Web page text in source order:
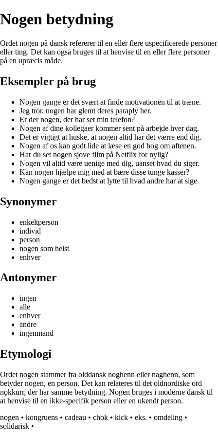
Nogen betydning
Ordet nogen på dansk refererer til en eller flere uspecificerede personer
eller ting. Det kan også bruges til at henvise til en eller flere personer
på en upræcis måde.
Eksempler på brug
Nogen gange er det svært at finde motivationen til at træne.
Jeg tror, nogen har glemt deres paraply her.
Er der nogen, der har set min telefon?
Nogen af dine kollegaer kommer sent på arbejde hver dag.
Det er vigtigt at huske, at nogen altid har det værre end dig.
Nogen af os kan godt lide at læse en god bog om aftenen.
Har du set nogen sjove film på Netflix for nylig?
Nogen vil altid være uenige med dig, uanset hvad du siger.
Kan nogen hjælpe mig med at bære disse tunge kasser?
Nogen gange er det bedst at lytte til hvad andre har at sige.
Synonymer
enkeltperson
individ
person
nogen som helst
enhver
Antonymer
ingen
alle
enhver
andre
ingenmand
Etymologi
Ordet nogen stammer fra olddansk noghenn eller naghenn, som
betyder nogen, en person. Det kan relateres til det oldnordiske ord
nǫkkurr, der har samme betydning. Nogen bruges i moderne dansk til
at henvise til en ikke-specifik person eller en ukendt person.
nogen • kongruens • cadeau • chok • kick • eks. • omdeling •
solidarisk •